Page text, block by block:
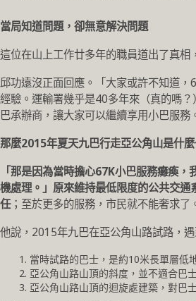
當局知道問題，卻無意解決問題
這位在山上工作廿多年的職員道出了真相
邱功遠沒正面回應。「大家或許不知道
經驗。運輸署幾乎是40多年來（真的嗎
巴承辦商，讓大家可以繼續享用小巴服務
那麼2015年夏天九巴行走亞公角山是什麼
「那是因為當時擔心67K小巴服務癱瘓
機處理。」原來維持最低限度的公共交通
任；至於更多的服務，市民就不能奢求了
他說，2015年九巴在亞公角山路試路，遇
當時試路的巴士，是約10米長單層低
亞公角山路山頂的斜度，並不適合巴
亞公角山路山頂的迴旋處建築，對巴